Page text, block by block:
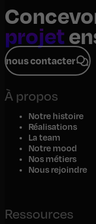
projet
nous contacter
À propos
Notre histoire
Réalisations
La team
Notre mood
Nos métiers
Nous rejoindre
Ressources